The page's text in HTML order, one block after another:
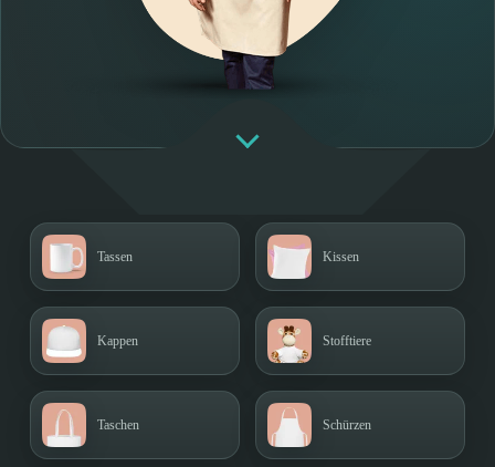
Tassen Kissen
Kappen Stofftiere
Taschen Schürzen